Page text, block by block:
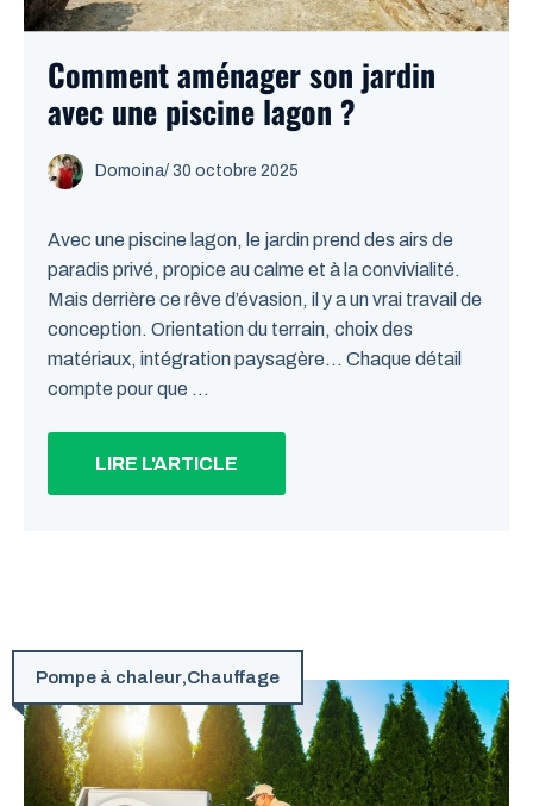
Comment aménager son jardin
avec une piscine lagon ?
Domoina/ 30 octobre 2025
Avec une piscine lagon, le jardin prend des airs de
paradis privé, propice au calme et à la convivialité.
Mais derrière ce rêve d’évasion, il y a un vrai travail de
conception. Orientation du terrain, choix des
matériaux, intégration paysagère… Chaque détail
compte pour que ...
LIRE L'ARTICLE
Pompe à chaleur,Chauffage